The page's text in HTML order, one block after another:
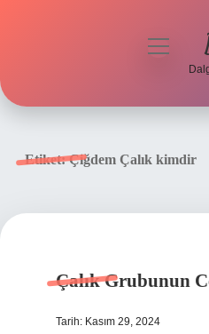
menüyü
Etiket:Çiğdem Çalık kimdir
Çalık Grubunun
Tarih: Kasım 29, 2024